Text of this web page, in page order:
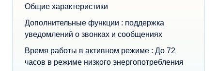
Общие характеристики
Дополнительные функции : поддержка
уведомлений о звонках и сообщениях
Время работы в активном режиме : До 72
часов в режиме низкого энергопотребления